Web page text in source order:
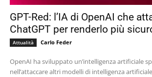
GPT-Red: l’IA di OpenAI che
ChatGPT per renderlo più
Attualità Carlo Feder
OpenAI ha sviluppato un’intelligenza artificiale
nell’attaccare altri modelli di intelligenza